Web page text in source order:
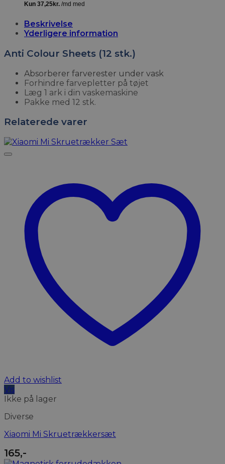
Beskrivelse
Yderligere information
Anti Colour Sheets (12 stk.)
Absorberer farverester under vask
Forhindre farvepletter på tøjet
Læg 1 ark i din vaskemaskine
Pakke med 12 stk.
Relaterede varer
Add to wishlist
Vis
Ikke på lager
Diverse
Xiaomi Mi Skruetrækkersæt
165,-